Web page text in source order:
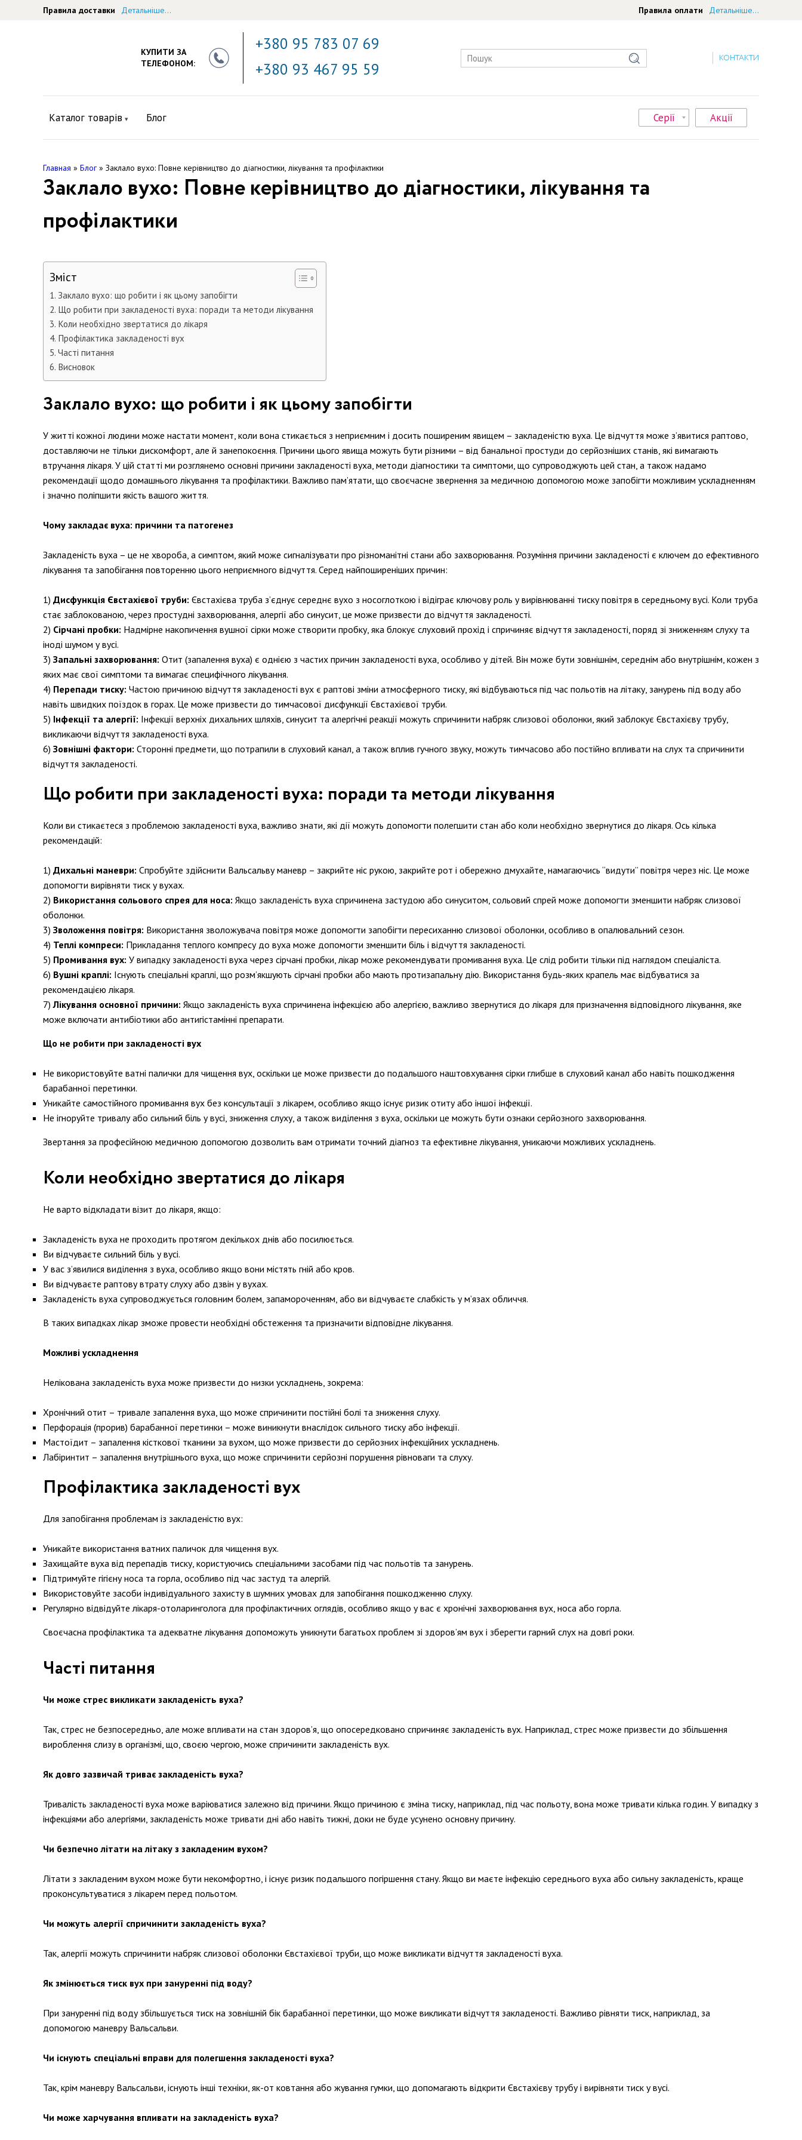
Правила доставки Детальніше... Правила оплати Детальніше...
КУПИТИ ЗА
ТЕЛЕФОНОМ:
+380 95 783 07 69
+380 93 467 95 59
КОНТАКТИ
Каталог товарів Блог Серії Акції
Главная » Блог » Заклало вухо: Повне керівництво до діагностики, лікування та профілактики
Заклало вухо: Повне керівництво до діагностики, лікування та
профілактики
Зміст
Заклало вухо: що робити і як цьому запобігти
Що робити при закладеності вуха: поради та методи лікування
Коли необхідно звертатися до лікаря
Профілактика закладеності вух
Часті питання
Висновок
Заклало вухо: що робити і як цьому запобігти
У житті кожної людини може настати момент, коли вона стикається з неприємним і досить поширеним явищем – закладеністю вуха. Це відчуття може з’явитися раптово,
доставляючи не тільки дискомфорт, але й занепокоєння. Причини цього явища можуть бути різними – від банальної простуди до серйозніших станів, які вимагають
втручання лікаря. У цій статті ми розглянемо основні причини закладеності вуха, методи діагностики та симптоми, що супроводжують цей стан, а також надамо
рекомендації щодо домашнього лікування та профілактики. Важливо пам’ятати, що своєчасне звернення за медичною допомогою може запобігти можливим ускладненням
і значно поліпшити якість вашого життя.
Чому закладає вуха: причини та патогенез
Закладеність вуха – це не хвороба, а симптом, який може сигналізувати про різноманітні стани або захворювання. Розуміння причини закладеності є ключем до ефективного
лікування та запобігання повторенню цього неприємного відчуття. Серед найпоширеніших причин:
Дисфункція Євстахієвої труби: Євстахієва труба з’єднує середнє вухо з носоглоткою і відіграє ключову роль у вирівнюванні тиску повітря в середньому вусі. Коли труба
стає заблокованою, через простудні захворювання, алергії або синусит, це може призвести до відчуття закладеності.
Сірчані пробки: Надмірне накопичення вушної сірки може створити пробку, яка блокує слуховий прохід і спричиняє відчуття закладеності, поряд зі зниженням слуху та
іноді шумом у вусі.
Запальні захворювання: Отит (запалення вуха) є однією з частих причин закладеності вуха, особливо у дітей. Він може бути зовнішнім, середнім або внутрішнім, кожен з
яких має свої симптоми та вимагає специфічного лікування.
Перепади тиску: Частою причиною відчуття закладеності вух є раптові зміни атмосферного тиску, які відбуваються під час польотів на літаку, занурень під воду або
навіть швидких поїздок в горах. Це може призвести до тимчасової дисфункції Євстахієвої труби.
Інфекції та алергії: Інфекції верхніх дихальних шляхів, синусит та алергічні реакції можуть спричинити набряк слизової оболонки, який заблокує Євстахієву трубу,
викликаючи відчуття закладеності вуха.
Зовнішні фактори: Сторонні предмети, що потрапили в слуховий канал, а також вплив гучного звуку, можуть тимчасово або постійно впливати на слух та спричинити
відчуття закладеності.
Що робити при закладеності вуха: поради та методи лікування
Коли ви стикаєтеся з проблемою закладеності вуха, важливо знати, які дії можуть допомогти полегшити стан або коли необхідно звернутися до лікаря. Ось кілька
рекомендацій:
Дихальні маневри: Спробуйте здійснити Вальсальву маневр – закрийте ніс рукою, закрийте рот і обережно дмухайте, намагаючись “видути” повітря через ніс. Це може
допомогти вирівняти тиск у вухах.
Використання сольового спрея для носа: Якщо закладеність вуха спричинена застудою або синуситом, сольовий спрей може допомогти зменшити набряк слизової
оболонки.
Зволоження повітря: Використання зволожувача повітря може допомогти запобігти пересиханню слизової оболонки, особливо в опалювальний сезон.
Теплі компреси: Прикладання теплого компресу до вуха може допомогти зменшити біль і відчуття закладеності.
Промивання вух: У випадку закладеності вуха через сірчані пробки, лікар може рекомендувати промивання вуха. Це слід робити тільки під наглядом спеціаліста.
Вушні краплі: Існують спеціальні краплі, що розм’якшують сірчані пробки або мають протизапальну дію. Використання будь-яких крапель має відбуватися за
рекомендацією лікаря.
Лікування основної причини: Якщо закладеність вуха спричинена інфекцією або алергією, важливо звернутися до лікаря для призначення відповідного лікування, яке
може включати антибіотики або антигістамінні препарати.
Що не робити при закладеності вух
Не використовуйте ватні палички для чищення вух, оскільки це може призвести до подальшого наштовхування сірки глибше в слуховий канал або навіть пошкодження
барабанної перетинки.
Уникайте самостійного промивання вух без консультації з лікарем, особливо якщо існує ризик отиту або іншої інфекції.
Не ігноруйте тривалу або сильний біль у вусі, зниження слуху, а також виділення з вуха, оскільки це можуть бути ознаки серйозного захворювання.
Звертання за професійною медичною допомогою дозволить вам отримати точний діагноз та ефективне лікування, уникаючи можливих ускладнень.
Коли необхідно звертатися до лікаря
Не варто відкладати візит до лікаря, якщо:
Закладеність вуха не проходить протягом декількох днів або посилюється.
Ви відчуваєте сильний біль у вусі.
У вас з’явилися виділення з вуха, особливо якщо вони містять гній або кров.
Ви відчуваєте раптову втрату слуху або дзвін у вухах.
Закладеність вуха супроводжується головним болем, запамороченням, або ви відчуваєте слабкість у м’язах обличчя.
В таких випадках лікар зможе провести необхідні обстеження та призначити відповідне лікування.
Можливі ускладнення
Нелікована закладеність вуха може призвести до низки ускладнень, зокрема:
Хронічний отит – тривале запалення вуха, що може спричинити постійні болі та зниження слуху.
Перфорація (прорив) барабанної перетинки – може виникнути внаслідок сильного тиску або інфекції.
Мастоїдит – запалення кісткової тканини за вухом, що може призвести до серйозних інфекційних ускладнень.
Лабіринтит – запалення внутрішнього вуха, що може спричинити серйозні порушення рівноваги та слуху.
Профілактика закладеності вух
Для запобігання проблемам із закладеністю вух:
Уникайте використання ватних паличок для чищення вух.
Захищайте вуха від перепадів тиску, користуючись спеціальними засобами під час польотів та занурень.
Підтримуйте гігієну носа та горла, особливо під час застуд та алергій.
Використовуйте засоби індивідуального захисту в шумних умовах для запобігання пошкодженню слуху.
Регулярно відвідуйте лікаря-отоларинголога для профілактичних оглядів, особливо якщо у вас є хронічні захворювання вух, носа або горла.
Своєчасна профілактика та адекватне лікування допоможуть уникнути багатьох проблем зі здоров’ям вух і зберегти гарний слух на довгі роки.
Часті питання
Чи може стрес викликати закладеність вуха?
Так, стрес не безпосередньо, але може впливати на стан здоров’я, що опосередковано спричиняє закладеність вух. Наприклад, стрес може призвести до збільшення
вироблення слизу в організмі, що, своєю чергою, може спричинити закладеність вух.
Як довго зазвичай триває закладеність вуха?
Тривалість закладеності вуха може варіюватися залежно від причини. Якщо причиною є зміна тиску, наприклад, під час польоту, вона може тривати кілька годин. У випадку з
інфекціями або алергіями, закладеність може тривати дні або навіть тижні, доки не буде усунено основну причину.
Чи безпечно літати на літаку з закладеним вухом?
Літати з закладеним вухом може бути некомфортно, і існує ризик подальшого погіршення стану. Якщо ви маєте інфекцію середнього вуха або сильну закладеність, краще
проконсультуватися з лікарем перед польотом.
Чи можуть алергії спричинити закладеність вуха?
Так, алергії можуть спричинити набряк слизової оболонки Євстахієвої труби, що може викликати відчуття закладеності вуха.
Як змінюється тиск вух при зануренні під воду?
При зануренні під воду збільшується тиск на зовнішній бік барабанної перетинки, що може викликати відчуття закладеності. Важливо рівняти тиск, наприклад, за
допомогою маневру Вальсальви.
Чи існують спеціальні вправи для полегшення закладеності вуха?
Так, крім маневру Вальсальви, існують інші техніки, як-от ковтання або жування гумки, що допомагають відкрити Євстахієву трубу і вирівняти тиск у вусі.
Чи може харчування впливати на закладеність вуха?